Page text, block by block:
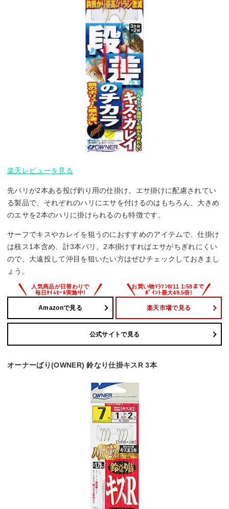
楽天レビューを見る
先バリが2本ある投げ釣り用の仕掛け。エサ掛けに配慮されてい
る製品で、それぞれのハリにエサを付けるのはもちろん、大きめ
のエサを2本のハリに掛けられるのも特徴です。
サーフでキスやカレイを狙うのにおすすめのアイテムで、仕掛け
は枝ス1本含め、計3本バリ。2本掛けすればエサがちぎれにくい
ので、大遠投して沖目を狙いたい方はぜひチェックしておきまし
ょう。
Amazonで見る 楽天市場で見る
公式サイトで見る
オーナーばり(OWNER) 鈴なり仕掛キスR 3本